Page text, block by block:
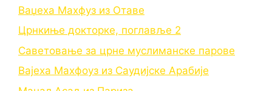
Ваџеха Махфуз из Отаве
Црнкиње докторке, поглавље 2
Саветовање за црне муслиманске парове
Вајеха Махфоуз из Саудијске Арабије